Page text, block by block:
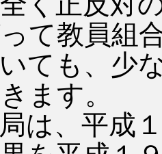
て教員組
ても、少
ます。
は、平成